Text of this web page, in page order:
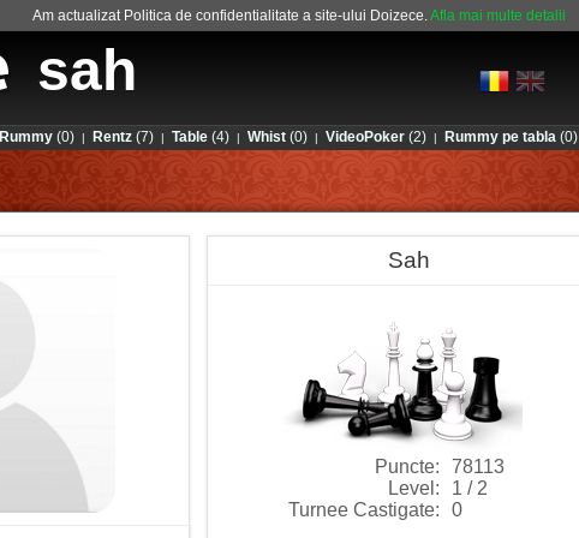
Am actualizat Politica de confidentialitate a site-ului Doizece.Afla mai multe detalii
sah
Rummy (0) | Rentz (7) | Table (4) | Whist (0) | VideoPoker (2) | Rummy pe tabla (0)
Sah
Puncte:
78113
Level:
1 / 2
Turnee Castigate:
0